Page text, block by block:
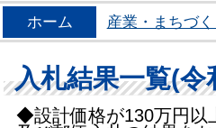
ホーム 産業・まちづく
入札結果一覧(令
◆設計価格が130万円以